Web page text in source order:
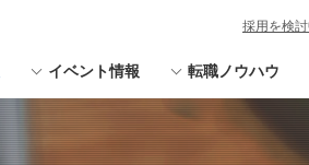
イベント情報 転職ノウハウ
採用を検